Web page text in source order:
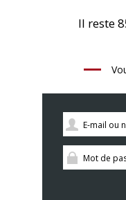
Il reste